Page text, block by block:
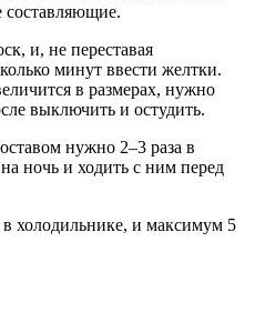
и, не переставая
минут ввести желтки.
в размерах, нужно
выключить и остудить.
нужно 2–3 раза в
ночь и ходить с ним перед
холодильнике, и максимум 5